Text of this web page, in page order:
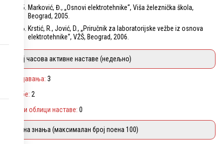
Marković, Đ., „Osnovi elektrotehnike“, Viša železnička škola,
Beograd, 2005.
Krstić, R., Jović, D., „Priručnik za laboratorijske vežbe iz osnova
elektrotehnike“, VŽŠ, Beograd, 2006.
Број часова активне наставе (недељно)
Предавања: 3
Вежбе: 2
Други облици наставе: 0
Оцена знања (максималан број поена 100)